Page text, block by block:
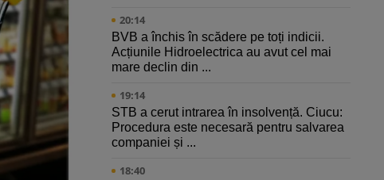
20:14
BVB a închis în scădere pe toți indicii.
Acțiunile Hidroelectrica au avut cel mai
mare declin din ...
19:14
STB a cerut intrarea în insolvență. Ciucu:
Procedura este necesară pentru salvarea
companiei și ...
18:40